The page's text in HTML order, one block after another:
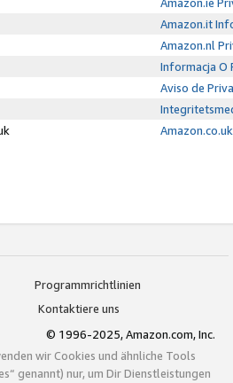
Amazon.ie
Amazon.it
Amazon.nl
Informacja O
Aviso de
Programmrichtlinien
Kontaktiere uns
© 1996-2025, Amazon.com, Inc.
wir Cookies und ähnliche Tools
genannt) nur, um Dir Dienstleistungen